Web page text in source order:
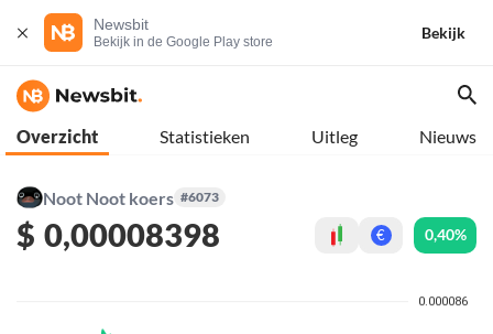
Newsbit
Bekijk in de Google Play store
Bekijk
Overzicht Statistieken Uitleg Nieuws
Noot Noot koers #6073
$ 0,00008398 € 0,40%